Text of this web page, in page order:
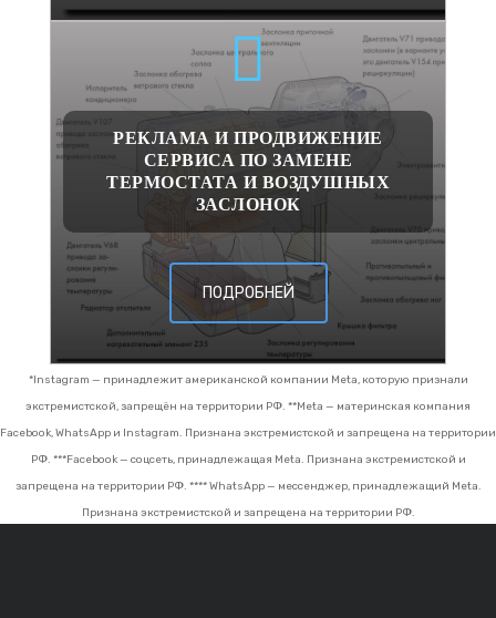
РЕКЛАМА И ПРОДВИЖЕНИЕ
СЕРВИСА ПО ЗАМЕНЕ
ТЕРМОСТАТА И ВОЗДУШНЫХ
ЗАСЛОНОК
ПОДРОБНЕЙ
*Instagram — принадлежит американской компании Meta, которую признали
экстремистской, запрещён на территории РФ. **Meta — материнская компания
Facebook, WhatsApp и Instagram. Признана экстремистской и запрещена на территории
РФ. ***Facebook — соцсеть, принадлежащая Meta. Признана экстремистской и
запрещена на территории РФ. **** WhatsApp — мессенджер, принадлежащий Meta.
Признана экстремистской и запрещена на территории РФ.